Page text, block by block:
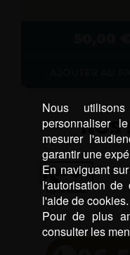
NOS
Nous
personnaliser
mesurer
garantir une
En naviguant
l'autorisation de
l'aide de cookies.
Pour de plus
consulter les